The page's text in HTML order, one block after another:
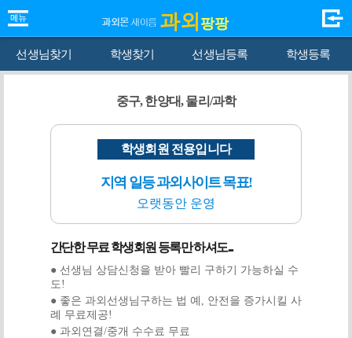
과외 팡팡
선생님찾기 학생찾기 선생님등록 학생등록
중구, 한양대, 물리/과학
학생회원 전용입니다
지역 일등 과외사이트 목표!
오랫동안 운영
간단한 무료 학생회원 등록만 하셔도...
● 선생님 상담신청을 받아 빨리 구하기 가능하실 수
도!
● 좋은 과외선생님구하는 법 예, 안전을 증가시킬 사
례 무료제공!
● 과외연결/중개 수수료 무료